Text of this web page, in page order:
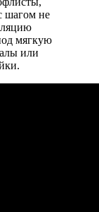
шагом не
мягкую
или